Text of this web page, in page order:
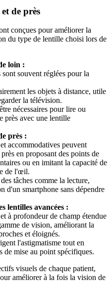
de près
conçues pour améliorer la
du type de lentille choisi lors de
loin :
souvent réglées pour la
les objets à distance, utile
la télévision.
nécessaires pour lire ou
près avec une lentille
près :
accommodatives peuvent
en proposant des points de
ou en imitant la capacité de
de l'œil.
tâches comme la lecture,
d'un smartphone sans dépendre
lentilles avancées :
à profondeur de champ étendue
de vision, améliorant la
et éloignés.
l'astigmatisme tout en
de mise au point spécifiques.
visuels de chaque patient,
améliorer à la fois la vision de